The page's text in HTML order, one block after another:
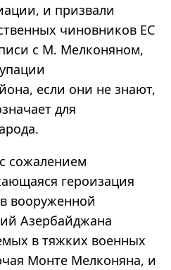
и призвали
чиновников ЕС
с М. Мелконяном,
если они не знают,
для
сожалением
героизация
вооруженной
Азербайджана
в тяжких военных
Монте Мелконяна, и